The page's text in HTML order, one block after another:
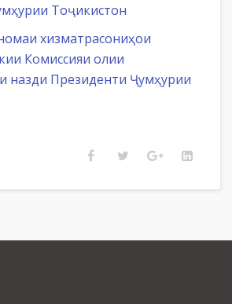
Тоҷикистон
хизматрасониҳои
Комиссияи олии
назди Президенти Ҷумҳурии